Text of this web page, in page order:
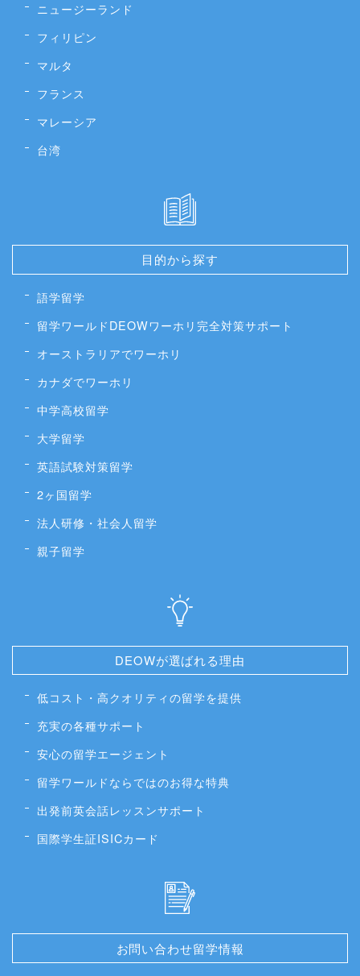
ニュージーランド
フィリピン
マルタ
フランス
マレーシア
台湾
目的から探す
語学留学
留学ワールドDEOWワーホリ完全対策サポート
オーストラリアでワーホリ
カナダでワーホリ
中学高校留学
大学留学
英語試験対策留学
2ヶ国留学
法人研修・社会人留学
親子留学
DEOWが選ばれる理由
低コスト・高クオリティの留学を提供
充実の各種サポート
安心の留学エージェント
留学ワールドならではのお得な特典
出発前英会話レッスンサポート
国際学生証ISICカード
お問い合わせ留学情報